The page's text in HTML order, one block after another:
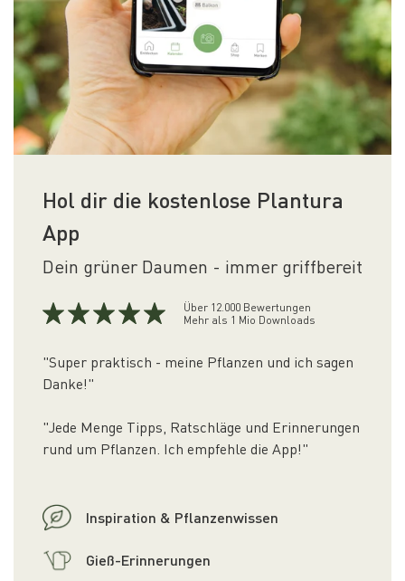
Hol dir die kostenlose Plantura
App
Dein grüner Daumen - immer griffbereit
Über 12.000 Bewertungen
Mehr als 1 Mio Downloads
"Super praktisch - meine Pflanzen und ich sagen
Danke!"
"Jede Menge Tipps, Ratschläge und Erinnerungen
rund um Pflanzen. Ich empfehle die App!"
Inspiration & Pflanzenwissen
Gieß-Erinnerungen